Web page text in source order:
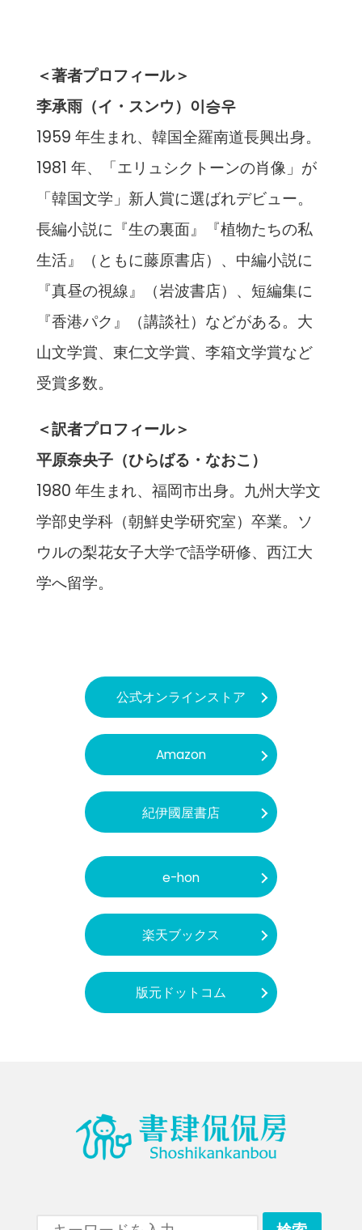
＜著者プロフィール＞
李承雨（イ・スンウ）이승우
1959 年生まれ、韓国全羅南道長興出身。
1981 年、「エリュシクトーンの肖像」が
「韓国文学」新人賞に選ばれデビュー。
長編小説に『生の裏面』『植物たちの私
生活』（ともに藤原書店）、中編小説に
『真昼の視線』（岩波書店）、短編集に
『香港パク』（講談社）などがある。大
山文学賞、東仁文学賞、李箱文学賞など
受賞多数。
＜訳者プロフィール＞
平原奈央子（ひらばる・なおこ）
1980 年生まれ、福岡市出身。九州大学文
学部史学科（朝鮮史学研究室）卒業。ソ
ウルの梨花女子大学で語学研修、西江大
学へ留学。
公式オンラインストア
Amazon
紀伊國屋書店
e-hon
楽天ブックス
版元ドットコム